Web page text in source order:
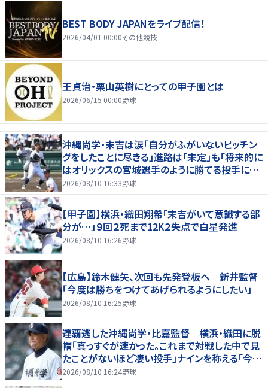
BEST BODY JAPANをライブ配信！
2026/04/01 00:00その他競技
王貞治・栗山英樹にとっての甲子園とは
2026/06/15 00:00野球
沖縄尚学・末吉は涙「自分がふがいないピッチン
グをしたことに尽きる」進路は「未定」も「将来的に
はオリックスの宮城選手のように勝てる投手に」
最速１５０キロ右腕も３回３失点降板
2026/08/10 16:33野球
【甲子園】横浜・織田翔希「末吉がいて意識する部
分が…」９回２死まで12K２失点で白星発進
2026/08/10 16:26野球
【広島】鈴木健矢、次回も先発登板へ 新井監督
「今度は勝ちをつけてあげられるようにしたい」
2026/08/10 16:25野球
連覇逃した沖縄尚学・比嘉監督 横浜・織田に脱
帽「真っすぐが速かった。これまで対戦した中で見
たことがないほど凄い投手」ナインを称える「今の
代は重圧のある中でよく甲子園に帰ってきた」
2026/08/10 16:24野球